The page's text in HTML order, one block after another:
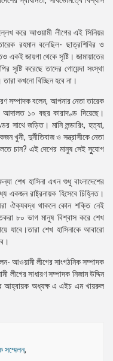
করে আওয়ামী লীগের এই সিনিয়র
রহমান বলেছিল- ছাত্রশিবির ও
একই জায়গা থেকে সৃষ্টি। জামায়াতের
সৃষ্টি করেছে তাদের গোয়েন্দা সংস্থা
কখনো বিচ্ছিন হবে না।
সম্পাদক বলেন, আপনার নেতা তারেক
আদালত ১০ বছর কারাদণ্ড দিয়েছে।
সাথে জড়িত। মানি লন্ডারিং, হত্যা,
খুনী, দুর্নীতিবাজ ও সন্ত্রাসীকে নেতা
চান? এই দেশের মানুষ সেই সুুযোগ
শেখ হাসিনা এখন শুধু বাংলাদেশের
একজন রাষ্ট্রনায়ক হিসেবে চিহ্নিত।
ঐক্যবদ্ধ থাকলে কোন শক্তি নেই
৮০ ভাগ মানুষ বিশ্বাস করে শেখ
যাবে।তারা শেখ হাসিনাকে আবারো
আওয়ামী লীগের সাংগঠনিক সম্পাদক
সাধারণ সম্পাদক নিজাম উদ্দিন
আহ্বায়ক অধ্যক্ষ এ এইচ এম খায়রুল
সম্মেলন,